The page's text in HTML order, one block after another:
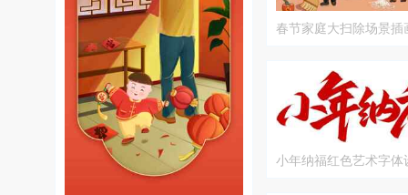
春节家庭大扫除场景插
小年纳福红色艺术字体